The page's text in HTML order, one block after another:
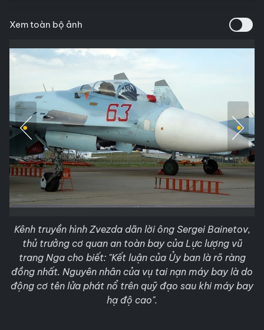
Xem toàn bộ ảnh
Kênh truyền hình Zvezda dãn lời ông Sergei Bainetov,
thủ trưởng cơ quan an toàn bay của Lực lượng vũ
trang Nga cho biết: "Kết luận của Ủy ban là rõ ràng
đồng nhất. Nguyên nhân của vụ tai nạn máy bay là do
động cơ tên lửa phát nổ trên quỹ đạo sau khi máy bay
hạ độ cao".